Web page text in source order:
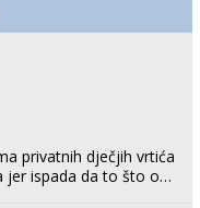
privatnih dječjih vrtića
jer ispada da to što oni